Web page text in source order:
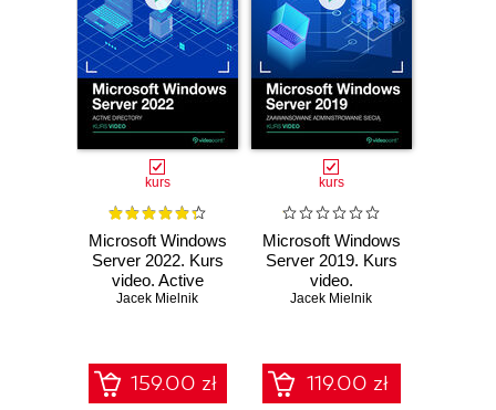
kurs
Microsoft Windows
Server 2022. Kurs
video. Active
Directory
Jacek Mielnik
159.00 zł
kurs
Microsoft Windows
Server 2019. Kurs
video.
Zaawansowane
Jacek Mielnik
119.00 zł